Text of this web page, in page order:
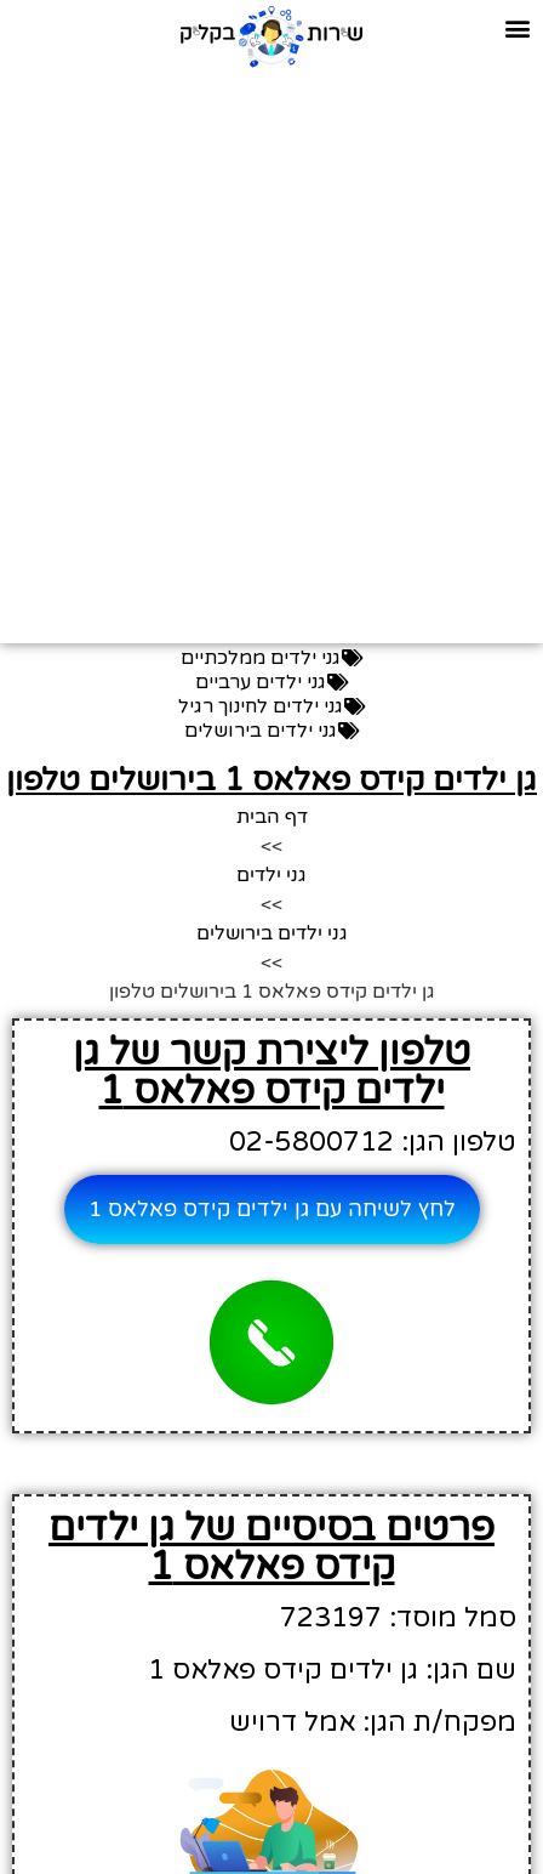
גני ילדים ממלכתיים
גני ילדים ערביים
גני ילדים לחינוך רגיל
גני ילדים בירושלים
ילדים קידס פאלאס 1 בירושלים טלפון
דף הבית
>>
גני ילדים
>>
גני ילדים בירושלים
>>
גן ילדים קידס פאלאס 1 בירושלים טלפון
טלפון ליצירת קשר של גן
ילדים קידס פאלאס 1
טלפון הגן: 02-5800712
לחץ לשיחה עם גן ילדים קידס פאלאס 1
פרטים בסיסיים של גן ילדים
קידס פאלאס 1
סמל מוסד: 723197
שם הגן: גן ילדים קידס פאלאס 1
מפקח/ת הגן: אמל דרויש